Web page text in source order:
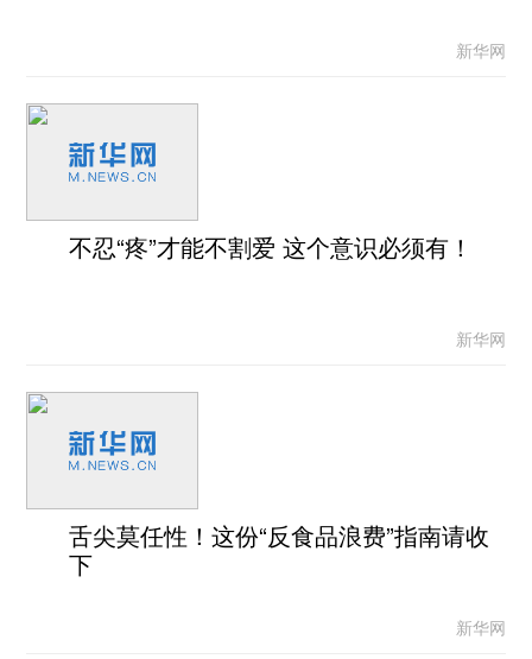
新华网
不忍“疼”才能不割爱 这个意识必须有！
新华网
舌尖莫任性！这份“反食品浪费”指南请收
下
新华网